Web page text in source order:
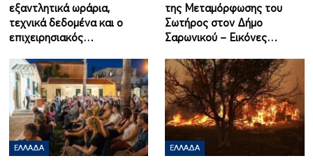
εξαντλητικά ωράρια,
τεχνικά δεδομένα και ο
επιχειρησιακός…
της Μεταμόρφωσης του
Σωτήρος στον Δήμο
Σαρωνικού – Εικόνες…
ΕΛΛΆΔΑ ΕΛΛΆΔΑ